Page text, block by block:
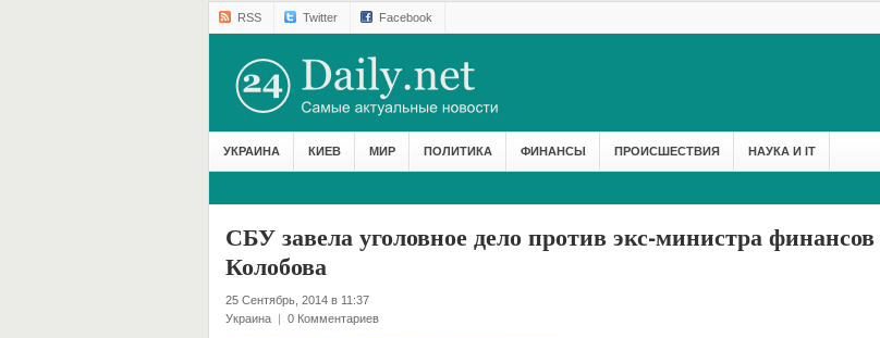
RSS Twitter Facebook
УКРАИНА КИЕВ МИР ПОЛИТИКА ФИНАНСЫ ПРОИСШЕСТВИЯ НАУКА И IT
СБУ завела уголовное дело против экс-министра финансов
Колобова
25 Сентябрь, 2014 в 11:37
Украина
| 0 Комментариев